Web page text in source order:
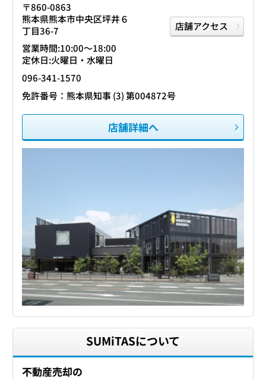
〒860-0863
熊本県熊本市中央区坪井６
丁目36-7
店舗アクセス
営業時間:10:00〜18:00
定休日:火曜日・水曜日
096-341-1570
免許番号：熊本県知事 (3) 第004872号
店舗詳細へ
SUMiTASについて
不動産売却の